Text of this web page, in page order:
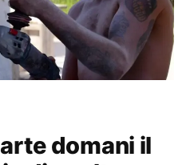
domani il